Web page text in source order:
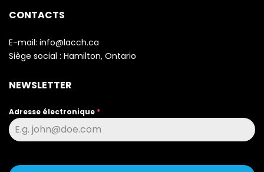
CONTACTS
E-mail: info@lacch.ca
Siège social : Hamilton, Ontario
NEWSLETTER
Adresse électronique *